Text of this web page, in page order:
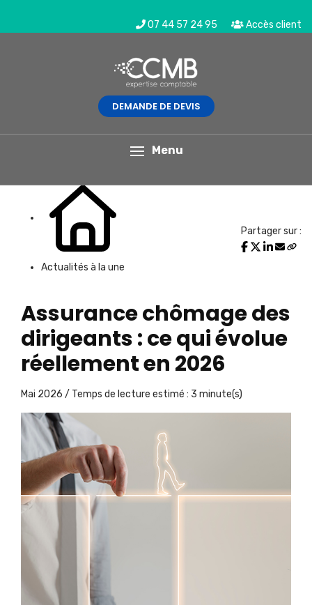
07 44 57 24 95 Accès client
DEMANDE DE DEVIS
Menu
L'actualité du mois
Actualités à la une
Partager sur :
Assurance chômage des
dirigeants : ce qui évolue
réellement en 2026
Mai 2026 / Temps de lecture estimé : 3 minute(s)